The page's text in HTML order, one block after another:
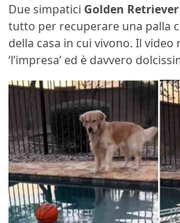
Due simpatici Golden Retriever
tutto per recuperare una palla
della casa in cui vivono. Il
‘l’impresa’ ed è davvero